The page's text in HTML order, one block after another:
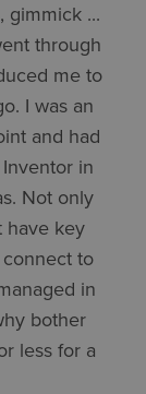
gimmick ...
through
me to
I was an
and had
in
Not only
have key
to
in
bother
less for a